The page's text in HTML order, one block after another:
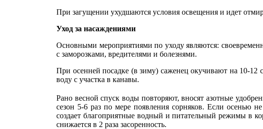
При загущении ухудшаются условия освещения и идет
Уход за насаждениями
Основными мероприятиями по уходу являются:
с заморозками, вредителями и болезнями.
При осенней посадке (в зиму) саженец окучивают на 10-
воду с участка в канавы.
Рано весной спуск воды повторяют, вносят азотные
сезон 5-6 раз по мере появления сорняков. Если осенью
создает благоприятные водный и пита­тельный режимы в
снижается в 2 раза засоренность.